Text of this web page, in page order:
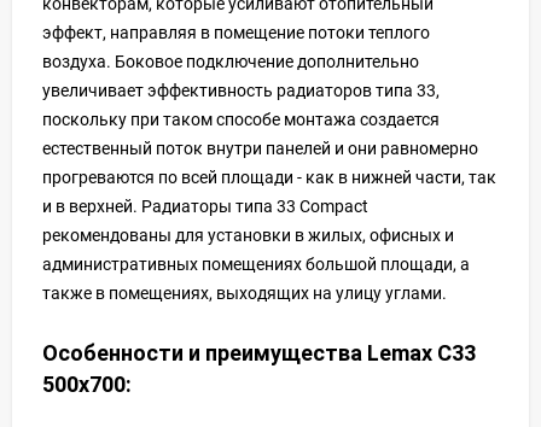
эффект, направляя в помещение потоки теплого
воздуха. Боковое подключение дополнительно
увеличивает эффективность радиаторов типа 33,
поскольку при таком способе монтажа создается
естественный поток внутри панелей и они равномерно
прогреваются по всей площади - как в нижней части, так
и в верхней. Радиаторы типа 33 Compact
рекомендованы для установки в жилых, офисных и
административных помещениях большой площади, а
также в помещениях, выходящих на улицу углами.
Особенности и преимущества Lemax C33
500х700: